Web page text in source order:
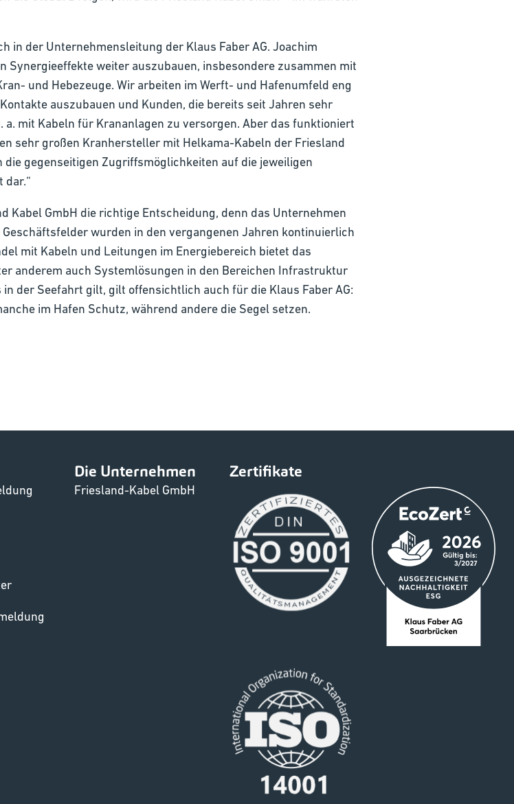
in der Unternehmensleitung der Klaus Faber AG. Joachim
Synergieeffekte weiter auszubauen, insbesondere zusammen mit
und Hebezeuge. Wir arbeiten im Werft- und Hafenumfeld eng
auszubauen und Kunden, die bereits seit Jahren sehr
mit Kabeln für Krananlagen zu versorgen. Aber das funktioniert
sehr großen Kranhersteller mit Helkama-Kabeln der Friesland
gegenseitigen Zugriffsmöglichkeiten auf die jeweiligen
dar.“
Kabel GmbH die richtige Entscheidung, denn das Unternehmen
wurden in den vergangenen Jahren kontinuierlich
mit Kabeln und Leitungen im Energiebereich bietet das
anderem auch Systemlösungen in den Bereichen Infrastruktur
der Seefahrt gilt, gilt offensichtlich auch für die Klaus Faber AG:
im Hafen Schutz, während andere die Segel setzen.
Die Unternehmen
Friesland-Kabel GmbH
Zertifikate